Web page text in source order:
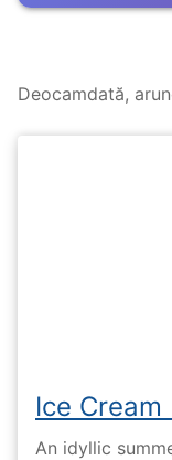
Deocamdată,
Ice
An idyllic